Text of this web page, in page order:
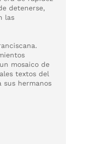
detenerse,
las
mosaico de
textos del
sus hermanos